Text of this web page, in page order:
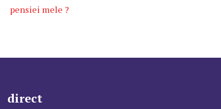
pensiei mele ?
direct